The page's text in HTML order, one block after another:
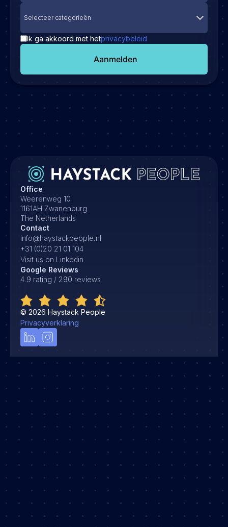
Selecteer categorieën
Ik ga akkoord met hetprivacybeleid
Aanmelden
Office
Weerenweg 10
1161AH Zwanenburg
The Netherlands
Contact
info@haystackpeople.nl
+31 (0)20 21 01 104
Visit us on Linkedin
Google Reviews
4.9 rating / 290 reviews
© 2026 Haystack People
Privacyverklaring